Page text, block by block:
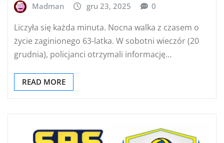
Madman gru 23, 2025 0
Liczyła się każda minuta. Nocna walka z czasem o
życie zaginionego 63-latka. W sobotni wieczór (20
grudnia), policjanci otrzymali informację…
READ MORE